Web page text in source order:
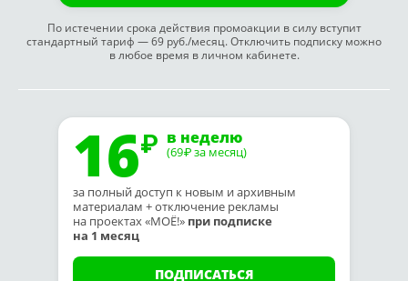
По истечении срока действия промоакции в силу вступит
стандартный тариф — 69 руб./месяц. Отключить подписку можно
в любое время в личном кабинете.
16 в неделю
(69₽ за месяц)
за полный доступ к новым и архивным
материалам + отключение рекламы
на проектах «МОЁ!» при подписке
на 1 месяц
ПОДПИСАТЬСЯ